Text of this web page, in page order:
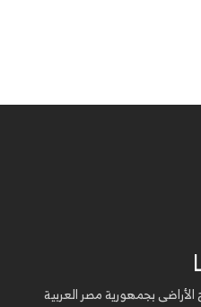
بجمهورية مصر العربية